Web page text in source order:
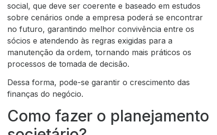
social, que deve ser coerente e baseado em estudos
sobre cenários onde a empresa poderá se encontrar
no futuro, garantindo melhor convivência entre os
sócios e atendendo às regras exigidas para a
manutenção da ordem, tornando mais práticos os
processos de tomada de decisão.
Dessa forma, pode-se garantir o crescimento das
finanças do negócio.
Como fazer o planejamento